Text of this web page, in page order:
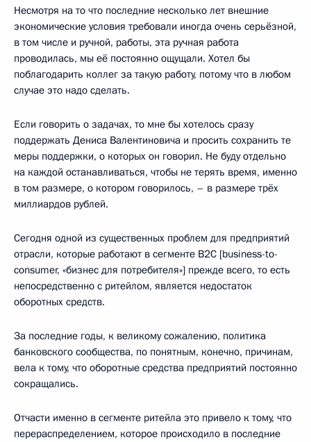
Несмотря на то что последние несколько лет внешние
экономические условия требовали иногда очень серьёзной,
в том числе и ручной, работы, эта ручная работа
проводилась, мы её постоянно ощущали. Хотел бы
поблагодарить коллег за такую работу, потому что в любом
случае это надо сделать.
Если говорить о задачах, то мне бы хотелось сразу
поддержать Дениса Валентиновича и просить сохранить те
меры поддержки, о которых он говорил. Не буду отдельно
на каждой останавливаться, чтобы не терять время, именно
в том размере, о котором говорилось, – в размере трёх
миллиардов рублей.
Сегодня одной из существенных проблем для предприятий
отрасли, которые работают в сегменте B2C [business-to-
consumer, «бизнес для потребителя»] прежде всего, то есть
непосредственно с ритейлом, является недостаток
оборотных средств.
За последние годы, к великому сожалению, политика
банковского сообщества, по понятным, конечно, причинам,
вела к тому, что оборотные средства предприятий постоянно
сокращались.
Отчасти именно в сегменте ритейла это привело к тому, что
перераспределением, которое происходило в последние